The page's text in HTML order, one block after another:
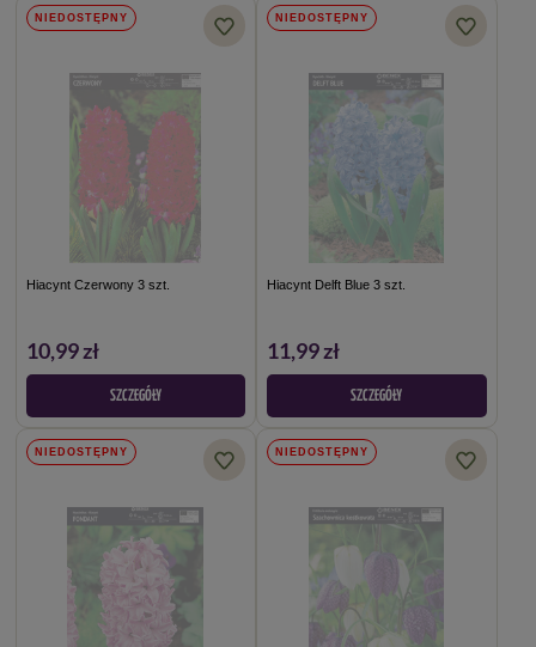
NIEDOSTĘPNY
Hiacynt Czerwony 3 szt.
10,99 zł
SZCZEGÓŁY
NIEDOSTĘPNY
Hiacynt Delft Blue 3 szt.
11,99 zł
SZCZEGÓŁY
NIEDOSTĘPNY NIEDOSTĘPNY